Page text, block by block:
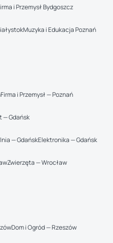
i Przemysł Bydgoszcz
Muzyka i Edukacja Poznań
Firma i Przemysł — Poznań
— Gdańsk
— GdańskElektronika — Gdańsk
Zwierzęta — Wrocław
Dom i Ogród — Rzeszów